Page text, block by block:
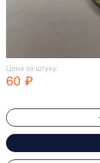
Цена за штуку:
60 ₽